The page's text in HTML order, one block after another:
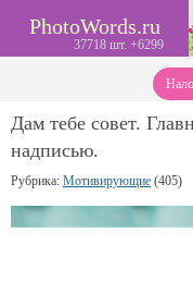
PhotoWords.ru
37718 шт. +6299
Дам тебе совет.
надписью.
Рубрика: Мотивирующие